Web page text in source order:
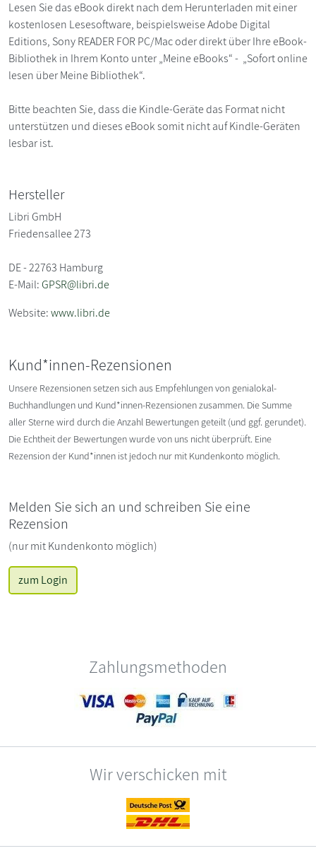
Lesen Sie das eBook direkt nach dem Herunterladen mit einer
kostenlosen Lesesoftware, beispielsweise Adobe Digital
Editions, Sony READER FOR PC/Mac oder direkt über Ihre eBook-
Bibliothek in Ihrem Konto unter „Meine eBooks“ - „Sofort online
lesen über Meine Bibliothek“.
Bitte beachten Sie, dass die Kindle-Geräte das Format nicht
unterstützen und dieses eBook somit nicht auf Kindle-Geräten
lesbar ist.
Hersteller
Libri GmbH
Friedensallee 273
DE - 22763 Hamburg
E-Mail:GPSR@libri.de
Website:www.libri.de
Kund*innen-Rezensionen
Unsere Rezensionen setzen sich aus Empfehlungen von genialokal-
Buchhandlungen und Kund*innen-Rezensionen zusammen. Die Summe
aller Sterne wird durch die Anzahl Bewertungen geteilt (und ggf. gerundet).
Die Echtheit der Bewertungen wurde von uns nicht überprüft. Eine
Rezension der Kund*innen ist jedoch nur mit Kundenkonto möglich.
Melden Sie sich an und schreiben Sie eine
Rezension
(nur mit Kundenkonto möglich)
zum Login
Zahlungsmethoden
Wir verschicken mit